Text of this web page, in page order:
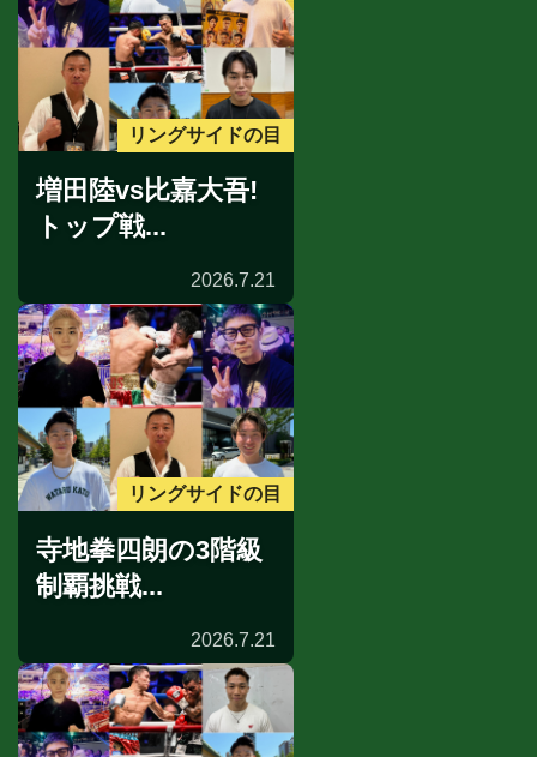
リングサイドの目
増田陸vs比嘉大吾!
トップ戦...
2026.7.21
リングサイドの目
寺地拳四朗の3階級
制覇挑戦...
2026.7.21